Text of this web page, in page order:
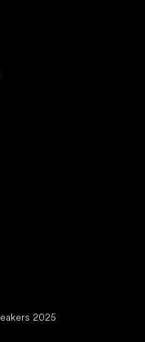
2025